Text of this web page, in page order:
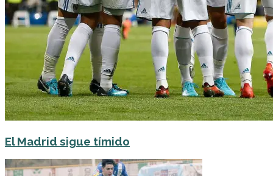
El Madrid sigue tímido